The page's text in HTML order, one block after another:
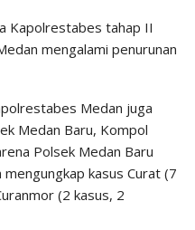
Kapolrestabes tahap II
mengalami penurunan
Medan juga
Medan Baru, Kompol
Polsek Medan Baru
kasus Curat (7
(2 kasus, 2